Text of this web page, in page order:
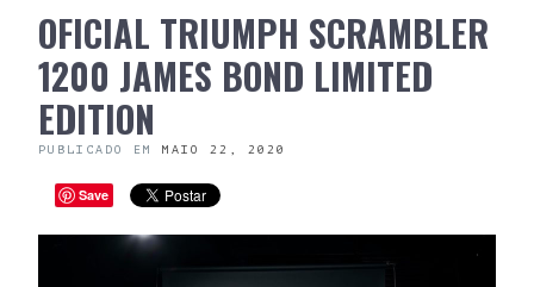
CONTENTOFICIAL TRIUMPH SCRAMBLER
1200 JAMES BOND LIMITED
EDITION
PUBLICADO EM MAIO 22, 2020
Save